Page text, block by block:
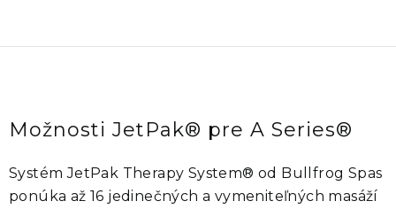
Možnosti JetPak® pre A Series®
SystémJetPak Therapy System® od Bullfrog Spas
ponúka až16 jedinečných a vymeniteľných masáží